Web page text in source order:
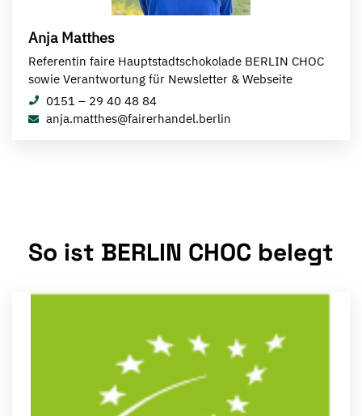
Anja Matthes
Referentin faire Hauptstadtschokolade BERLIN CHOC
sowie Verantwortung für Newsletter & Webseite
0151 – 29 40 48 84
anja.matthes@fairerhandel.berlin
So ist BERLIN CHOC belegt